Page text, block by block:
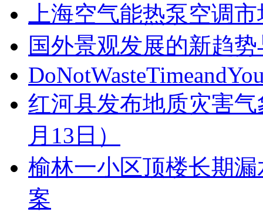
上海空气能热泵空调
国外景观发展的新趋
红河县发布地质灾害
月13日）
榆林一小区顶楼长期
案